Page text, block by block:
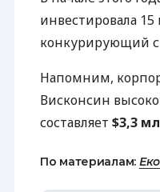
инвестировала
конкурирующий с
Напомним,
Висконсин
составляет $3,3
По материалам: